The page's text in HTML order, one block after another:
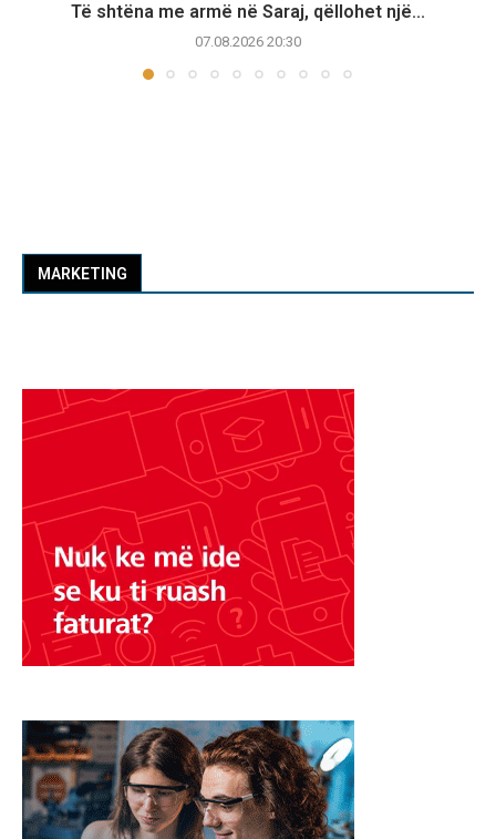
Të shtëna me armë në Saraj, qëllohet një...
07.08.2026 20:30
MARKETING